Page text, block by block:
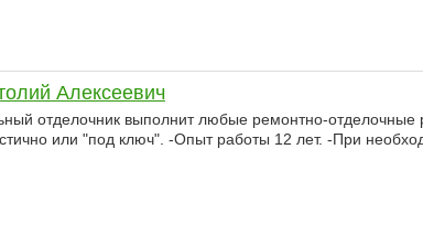
Алексеевич
отделочник выполнит любые ремонтно-отделочные
или "под ключ". -Опыт работы 12 лет. -При